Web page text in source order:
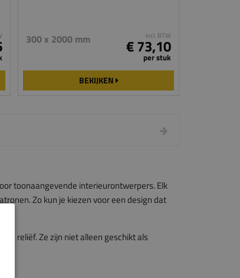
300 x 2000 mm incl. BTW
€ 73,10
per stuk
BEKIJKEN
toonaangevende interieurontwerpers. Elk
Zo kun je kiezen voor een design dat
en reliëf. Ze zijn niet alleen geschikt als